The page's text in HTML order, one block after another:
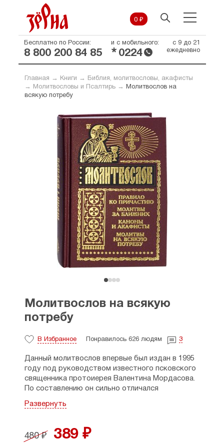
0 ₽
Бесплатно по России:
8 800 200 84 85
и с мобильного:
* 0224
с 9 до 21
ежедневно
Главная → Книги →
Библия, молитвословы, акафисты
→
Молитвословы и Псалтирь→
Молитвослов на
всякую потребу
Молитвослов на всякую
потребу
В Избранное Понравилось 626 людям 3
Данный молитвослов впервые был издан в 1995
году под руководством известного псковского
священника протоиерея Валентина Мордасова.
По составлению он сильно отличался
так как содержал большие разделы молитв
из этих молитв было собрано самим отцом
Валентином из святоотеческих трудов
Развернуть
480 ₽ 389 ₽